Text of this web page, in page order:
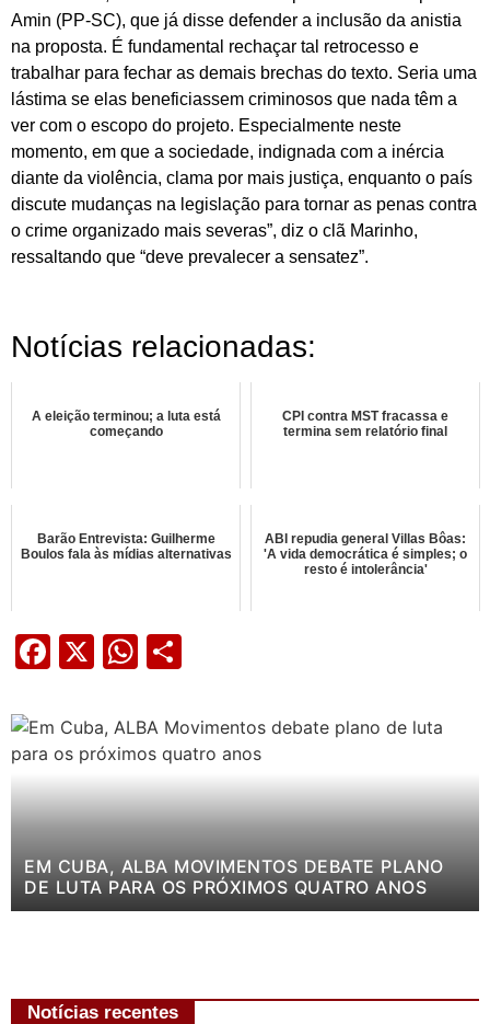
Amin (PP-SC), que já disse defender a inclusão da anistia
na proposta. É fundamental rechaçar tal retrocesso e
trabalhar para fechar as demais brechas do texto. Seria uma
lástima se elas beneficiassem criminosos que nada têm a
ver com o escopo do projeto. Especialmente neste
momento, em que a sociedade, indignada com a inércia
diante da violência, clama por mais justiça, enquanto o país
discute mudanças na legislação para tornar as penas contra
o crime organizado mais severas”, diz o clã Marinho,
ressaltando que “deve prevalecer a sensatez”.
Notícias relacionadas:
A eleição terminou; a luta está
começando
CPI contra MST fracassa e
termina sem relatório final
Barão Entrevista: Guilherme
Boulos fala às mídias alternativas
ABI repudia general Villas Bôas:
'A vida democrática é simples; o
resto é intolerância'
Facebook
X WhatsApp
EM CUBA, ALBA MOVIMENTOS DEBATE PLANO
DE LUTA PARA OS PRÓXIMOS QUATRO ANOS
Notícias recentes